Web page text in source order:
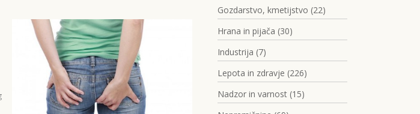
Gozdarstvo, kmetijstvo (22)
Hrana in pijača (30)
Industrija (7)
Lepota in zdravje (226)
Nadzor in varnost (15)